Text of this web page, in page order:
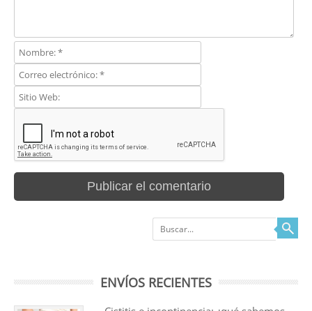
Buscar
ENVÍOS RECIENTES